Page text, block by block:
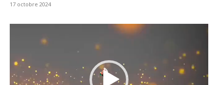
17 octobre 2024